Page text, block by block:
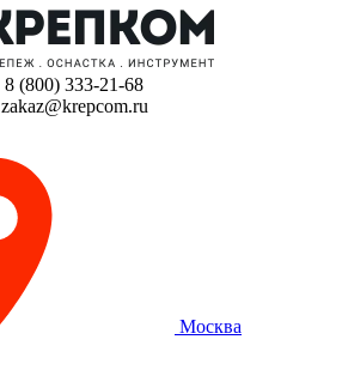
8 (800) 333-21-68
zakaz@krepcom.ru
Москва